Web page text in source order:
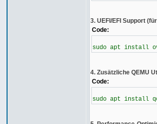
3. UEFI/EFI Support
Code:
sudo apt install
4. Zusätzliche QEMU
Code:
sudo apt install